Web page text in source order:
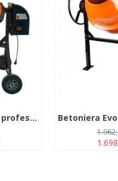
Betoniera Evotools profesionala , 800 W, 160 L, 32 RPM, 240 V, 37 cm diametru gura incarcare cuva, bi-material fonta si otel